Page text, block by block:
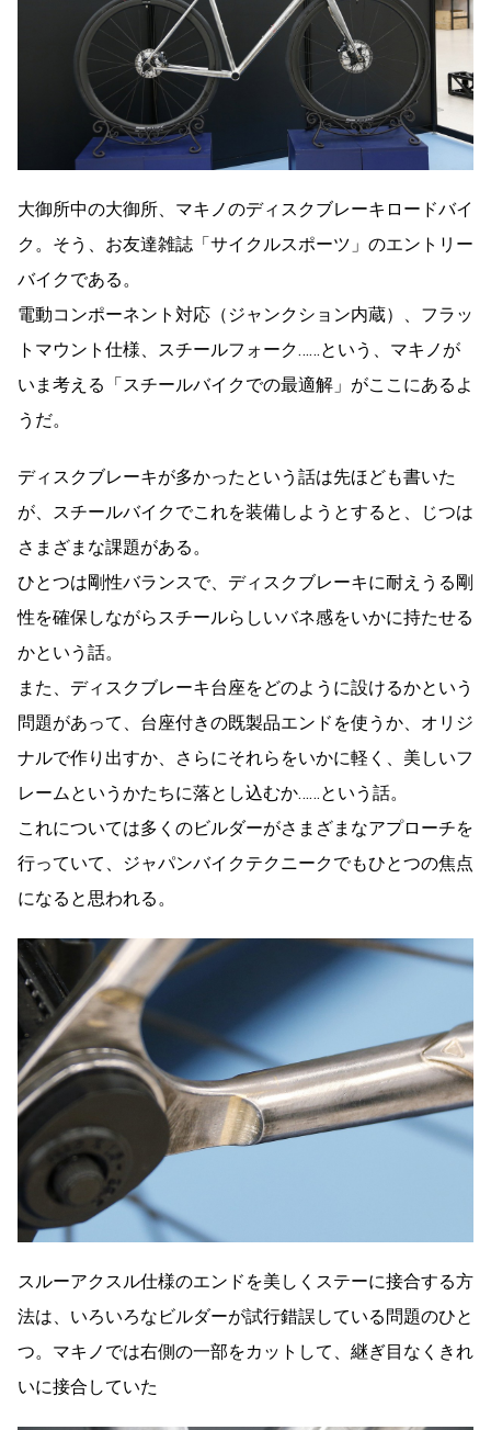
大御所中の大御所、マキノのディスクブレーキロードバイ
ク。そう、お友達雑誌「サイクルスポーツ」のエントリー
バイクである。
電動コンポーネント対応（ジャンクション内蔵）、フラッ
トマウント仕様、スチールフォーク……という、マキノが
いま考える「スチールバイクでの最適解」がここにあるよ
うだ。
ディスクブレーキが多かったという話は先ほども書いた
が、スチールバイクでこれを装備しようとすると、じつは
さまざまな課題がある。
ひとつは剛性バランスで、ディスクブレーキに耐えうる剛
性を確保しながらスチールらしいバネ感をいかに持たせる
かという話。
また、ディスクブレーキ台座をどのように設けるかという
問題があって、台座付きの既製品エンドを使うか、オリジ
ナルで作り出すか、さらにそれらをいかに軽く、美しいフ
レームというかたちに落とし込むか……という話。
これについては多くのビルダーがさまざまなアプローチを
行っていて、ジャパンバイクテクニークでもひとつの焦点
になると思われる。
スルーアクスル仕様のエンドを美しくステーに接合する方
法は、いろいろなビルダーが試行錯誤している問題のひと
つ。マキノでは右側の一部をカットして、継ぎ目なくきれ
いに接合していた